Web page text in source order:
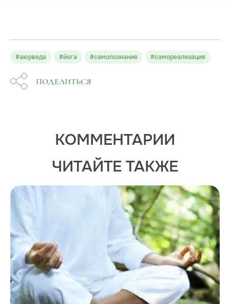
#аюрведа #йога #самопознание #самореализация
ПОДЕЛИТЬСЯ
КОММЕНТАРИИ
ЧИТАЙТЕ ТАКЖЕ